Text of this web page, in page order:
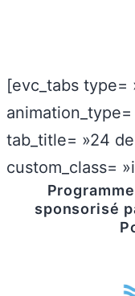
[evc_tabs type=
tab_title= »24
custom_class=
sponsorisé